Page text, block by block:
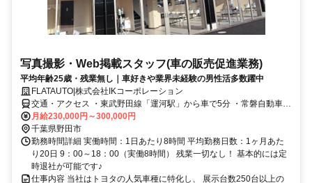
写真撮影・Web掲載スタッフ(車の販売促進業務)
平均年齢25歳・残業無し｜車好きや業界未経験の男性活多数躍中
FLATAUTO|株式会社IKコーポレーション
交通・アクセス ・東武野田線「運河駅」から車で5分 ・常磐自動車道
柏インターから車で8分 ※車・バイク通勤OK！無料駐車場完備！
月給230,000円～300,000円
千葉県野田市
勤務時間詳細 実働時間：1日あたり8時間 平均勤務日数：1ヶ月あた
り20日 9：00～18：00（実働8時間） 残業一切なし！ 基本的には定
時退社が可能です♪
仕事内容 当社はトヨタの人気車種に特化し、 展示台数250台以上の